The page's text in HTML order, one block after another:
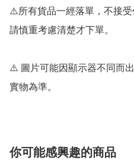
⚠️所有貨品一經落單，不接
請慎重考慮清楚才下單。
⚠️ 圖片可能因顯示器不同而
實物為準。
你可能感興趣的商品